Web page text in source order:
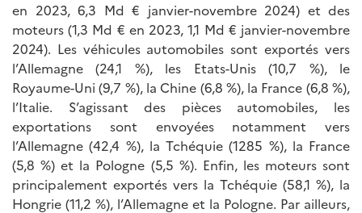
en 2023, 6,3 Md € janvier-novembre 2024) et des
moteurs (1,3 Md € en 2023, 1,1 Md € janvier-novembre
2024). Les véhicules automobiles sont exportés vers
l’Allemagne (24,1 %), les Etats-Unis (10,7 %), le
Royaume-Uni (9,7 %), la Chine (6,8 %), la France (6,8 %),
l’Italie. S’agissant des pièces automobiles, les
exportations sont envoyées notamment vers
l’Allemagne (42,4 %), la Tchéquie (1285 %), la France
(5,8 %) et la Pologne (5,5 %). Enfin, les moteurs sont
principalement exportés vers la Tchéquie (58,1 %), la
Hongrie (11,2 %), l’Allemagne et la Pologne. Par ailleurs,